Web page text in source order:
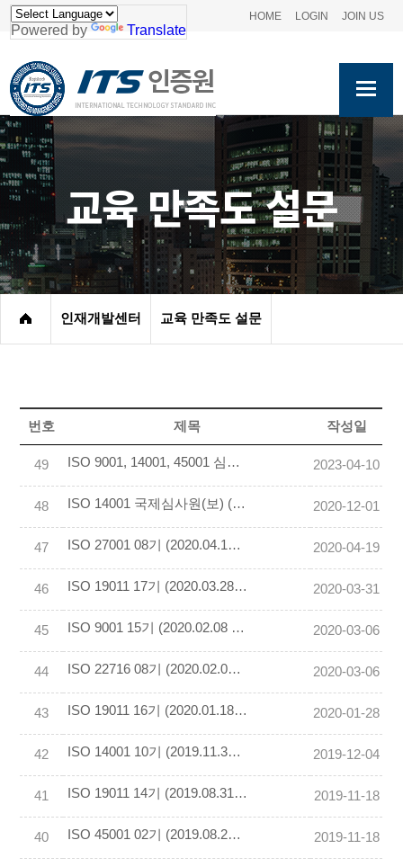
Powered by Translate
HOME LOGIN JOIN US
교육 만족도 설문
인재개발센터 교육 만족도 설문
번호 제목 작성일
49 ISO 9001, 14001, 45001 심사원교육 후기 2023-04-10
48 ISO 14001 국제심사원(보) (2020.11.14 ~ 15) 교육후기 작성 2020-12-01
47 ISO 27001 08기 (2020.04.18 ~ 19) 교육후기 작성 2020-04-19
46 ISO 19011 17기 (2020.03.28 ~ 29) 교육후기 작성 2020-03-31
45 ISO 9001 15기 (2020.02.08 ~ 09) 교육후기 작성 2020-03-06
44 ISO 22716 08기 (2020.02.01 ~ 02) 교육후기 작성 2020-03-06
43 ISO 19011 16기 (2020.01.18 ~ 19) 교육후기 작성 2020-01-28
42 ISO 14001 10기 (2019.11.30~12.01) 교육후기 작성 2019-12-04
41 ISO 19011 14기 (2019.08.31 ~ 09.01) 교육후기 작성 2019-11-18
40 ISO 45001 02기 (2019.08.29 ~ 30) 교육후기 작성 2019-11-18